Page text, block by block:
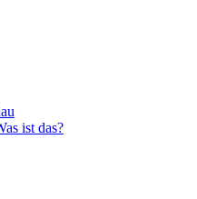
ist das?